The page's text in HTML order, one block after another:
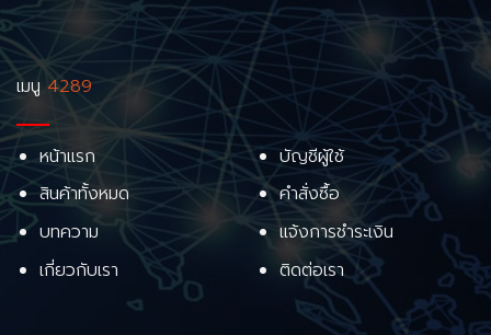
เมนู4289
หน้าแรก
สินค้าทั้งหมด
บทความ
เกี่ยวกับเรา
บัญชีผู้ใช้
คำสั่งซื้อ
แจ้งการชำระเงิน
ติดต่อเรา